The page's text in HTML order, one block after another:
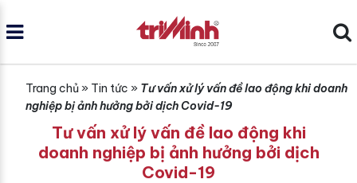
Trang chủ» Tin tức » Tư vấn xử lý vấn đề lao động khi doanh
nghiệp bị ảnh hưởng bởi dịch Covid-19
Tư vấn xử lý vấn đề lao động khi
doanh nghiệp bị ảnh hưởng bởi dịch
Covid-19